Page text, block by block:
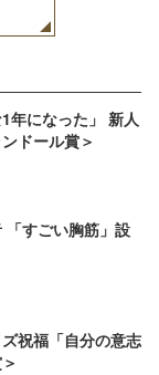
年になった」 新人
ドール賞＞
「すごい胸筋」設
祝福「自分の意志